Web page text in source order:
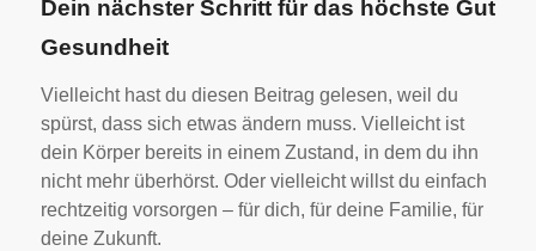
Dein nächster Schritt für das höchste Gut
Gesundheit
Vielleicht hast du diesen Beitrag gelesen, weil du
spürst, dass sich etwas ändern muss. Vielleicht ist
dein Körper bereits in einem Zustand, in dem du ihn
nicht mehr überhörst. Oder vielleicht willst du einfach
rechtzeitig vorsorgen – für dich, für deine Familie, für
deine Zukunft.